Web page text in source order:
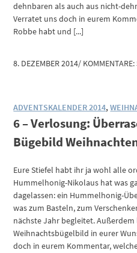
dehnbaren als auch aus nicht-
Verratet uns doch in eurem
Robbe habt und [...]
8. DEZEMBER 2014/ KOMMENTARE:
ADVENTSKALENDER 2014,
6 – Verlosung:
Bügebild
Eure Stiefel habt ihr ja wohl alle
Hummelhonig-Nikolaus hat was
dagelassen: ein Hummelhonig-
was zum Basteln, zum
nächste Jahr begleitet.
Weihnachtsbügelbild in eurer
doch in eurem Kommentar,